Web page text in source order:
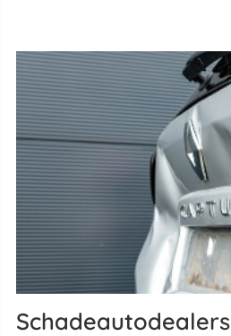
Schadeautodealers